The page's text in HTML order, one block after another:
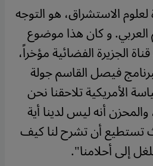
الاستشراق، هو التوجه
العربي. و كان هذا موضوع
الجزيرة الفضائية مؤخراً،
فيصل القاسم جولة
الأمريكية تلاحقنا نحن
أنه ليس لدينا أية
تستطيع أن تشرح لنا كيف
إلى أحلامنا".